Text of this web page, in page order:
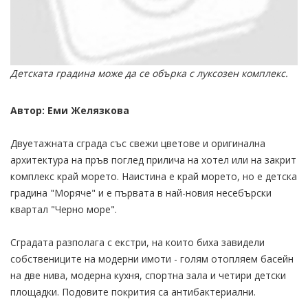
Детската градина може да се обърка с луксозен комплекс.
Автор: Еми Желязкова
Двуетажната сграда със свежи цветове и оригинална
архитектура на пръв поглед прилича на хотел или на закрит
комплекс край морето. Наистина е край морето, но е детска
градина "Моряче" и е първата в най-новия несебърски
квартал "Черно море".
Сградата разполага с екстри, на които биха завидели
собствениците на модерни имоти - голям отопляем басейн
на две нива, модерна кухня, спортна зала и четири детски
площадки. Подовите покрития са антибактериални.